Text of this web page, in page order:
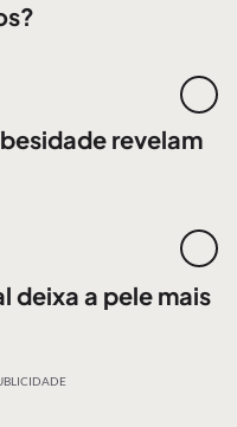
revelam
deixa a pele mais